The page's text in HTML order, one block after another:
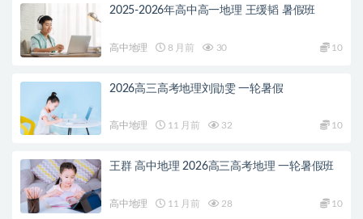
2025-2026年高中高一地理 王缓韬 暑假班
高中地理 8 月前 30 10
2026高三高考地理刘勖雯 一轮暑假
高中地理 11 月前 32 10
王群 高中地理 2026高三高考地理 一轮暑假班
高中地理 11 月前 28 10